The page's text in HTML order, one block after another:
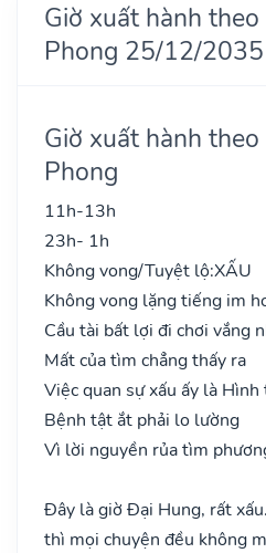
Giờ xuất hành
Phong 25/12/2035
Giờ xuất hành
Phong
11h-13h
23h- 1h
Không vong/Tuyệt lộ:XẤU
Không vong lặng tiếng im
Cầu tài bất lợi đi chơi vắng
Mất của tìm chẳng thấy ra
Việc quan sự xấu ấy là
Bệnh tật ắt phải lo lường
Vì lời nguyền rủa tìm
Đây là giờ Đại Hung, rất
thì mọi chuyện đều không